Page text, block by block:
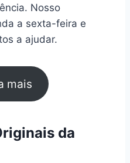
Nosso
a sexta-feira e
a ajudar.
mais
da